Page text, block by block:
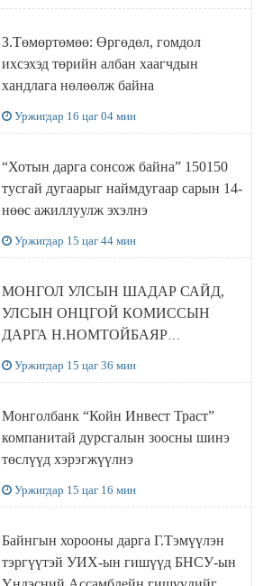
З.Төмөртөмөө: Өргөдөл, гомдол
ихсэхэд төрийн албан хаагчдын
хандлага нөлөөлж байна
Уржигдар 16 цаг 04 мин
“Хотын дарга сонсож байна” 150150
тусгай дугаарыг наймдугаар сарын 14-
нөөс ажиллуулж эхэлнэ
Уржигдар 15 цаг 44 мин
МОНГОЛ УЛСЫН ШАДАР САЙД,
УЛСЫН ОНЦГОЙ КОМИССЫН
ДАРГА Н.НОМТОЙБАЯР
ӨМНӨГОВЬ АЙМАГТ
АЖИЛЛАЛАА
Уржигдар 15 цаг 36 мин
Монголбанк “Койн Инвест Траст”
компанитай дурсгалын зоосны шинэ
төслүүд хэрэгжүүлнэ
Уржигдар 15 цаг 16 мин
Байнгын хорооны дарга Г.Тэмүүлэн
тэргүүтэй УИХ-ын гишүүд БНСУ-ын